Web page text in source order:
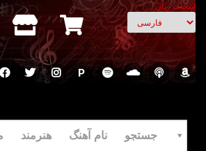
انتخاب زبان
P
جستجو نام آهنگ هنرمند